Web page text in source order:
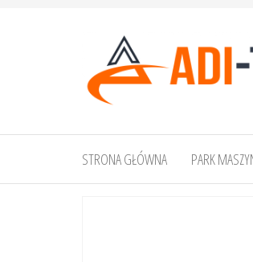
TECH
Adrian
STRONA GŁÓWNA PARK